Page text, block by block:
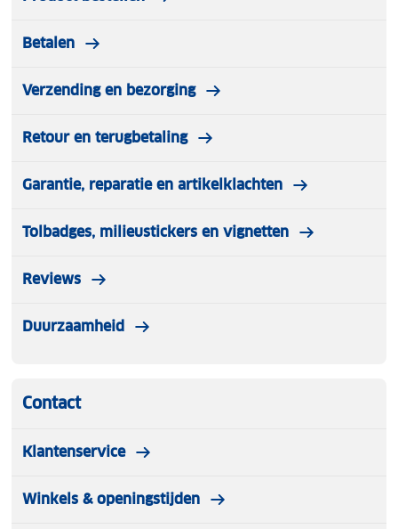
Betalen
Verzending en bezorging
Retour en terugbetaling
Garantie, reparatie en artikelklachten
Tolbadges, milieustickers en vignetten
Reviews
Duurzaamheid
Contact
Klantenservice
Winkels & openingstijden